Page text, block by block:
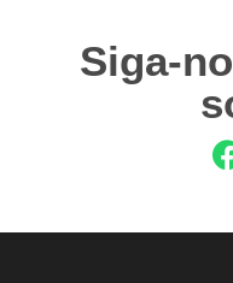
Siga-